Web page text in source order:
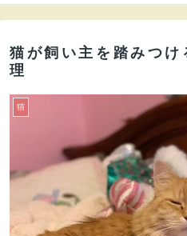
猫が飼い主を踏みつ
理
猫